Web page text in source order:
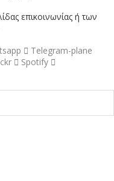
επικοινωνίας ή των
Telegram-plane
Spotify